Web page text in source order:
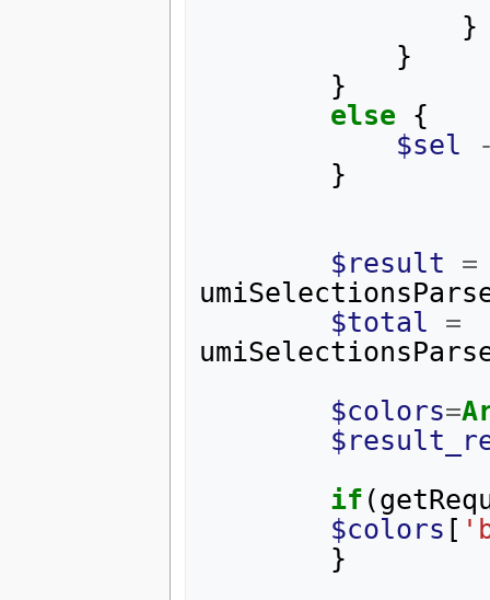
}
}
}
else
{
$sel
}
$result
=
$total
=
$colors=
if (
$colors [
}